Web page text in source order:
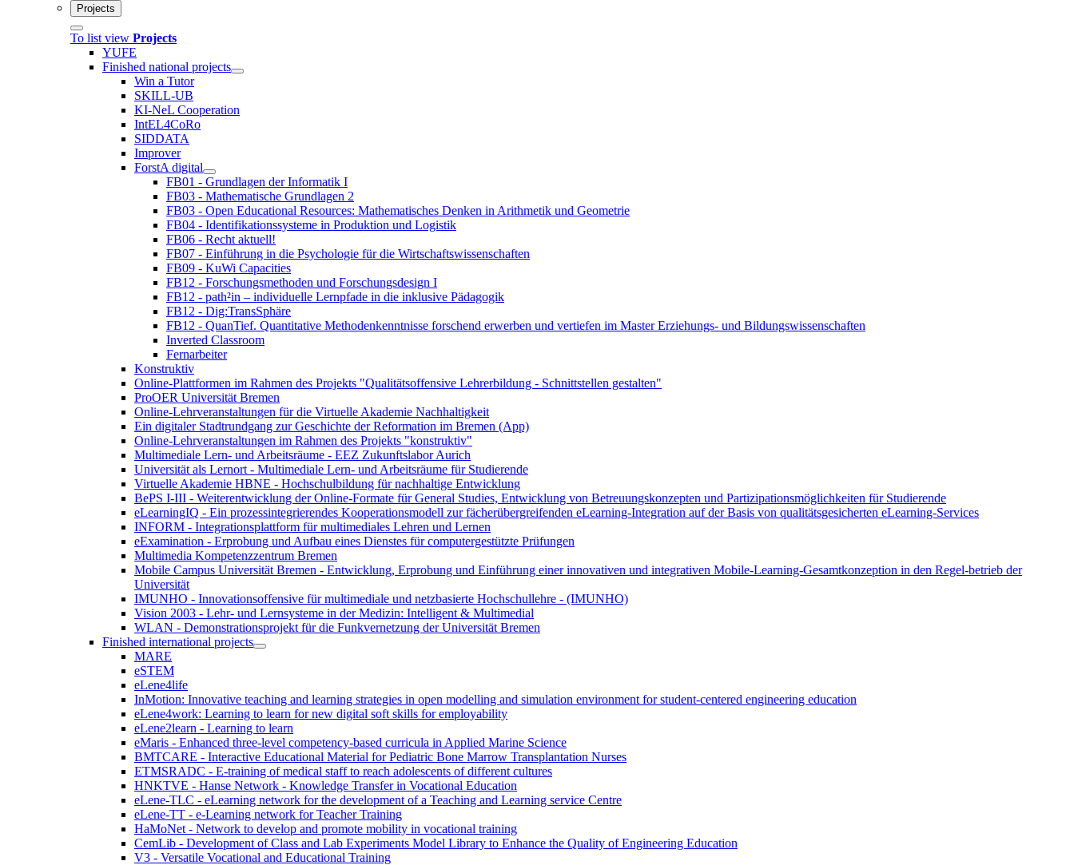
Projects
To list view Projects
YUFE
Finished national projects
Win a Tutor
SKILL-UB
KI-NeL Cooperation
IntEL4CoRo
SIDDATA
Improver
ForstA digital
FB01 - Grundlagen der Informatik I
FB03 - Mathematische Grundlagen 2
FB03 - Open Educational Resources: Mathematisches Denken in Arithmetik und Geometrie
FB04 - Identifikationssysteme in Produktion und Logistik
FB06 - Recht aktuell!
FB07 - Einführung in die Psychologie für die Wirtschaftswissenschaften
FB09 - KuWi Capacities
FB12 - Forschungsmethoden und Forschungsdesign I
FB12 - path²in – individuelle Lernpfade in die inklusive Pädagogik
FB12 - Dig:TransSphäre
FB12 - QuanTief. Quantitative Methodenkenntnisse forschend erwerben und vertiefen im Master Erziehungs- und Bildungswissenschaften
Inverted Classroom
Fernarbeiter
Konstruktiv
Online-Plattformen im Rahmen des Projekts "Qualitätsoffensive Lehrerbildung - Schnittstellen gestalten"
ProOER Universität Bremen
Online-Lehrveranstaltungen für die Virtuelle Akademie Nachhaltigkeit
Ein digitaler Stadtrundgang zur Geschichte der Reformation im Bremen (App)
Online-Lehrveranstaltungen im Rahmen des Projekts "konstruktiv"
Multimediale Lern- und Arbeitsräume - EEZ Zukunftslabor Aurich
Universität als Lernort - Multimediale Lern- und Arbeitsräume für Studierende
Virtuelle Akademie HBNE - Hochschulbildung für nachhaltige Entwicklung
BePS I-III - Weiterentwicklung der Online-Formate für General Studies, Entwicklung von Betreuungskonzepten und Partizipationsmöglichkeiten für Studierende
eLearningIQ - Ein prozessintegrierendes Kooperationsmodell zur fächerübergreifenden eLearning-Integration auf der Basis von qualitätsgesicherten eLearning-Services
INFORM - Integrationsplattform für multimediales Lehren und Lernen
eExamination - Erprobung und Aufbau eines Dienstes für computergestützte Prüfungen
Multimedia Kompetenzzentrum Bremen
Mobile Campus Universität Bremen - Entwicklung, Erprobung und Einführung einer innovativen und integrativen Mobile-Learning-Gesamtkonzeption in den Regel-betrieb der
Universität
IMUNHO - Innovationsoffensive für multimediale und netzbasierte Hochschullehre - (IMUNHO)
Vision 2003 - Lehr- und Lernsysteme in der Medizin: Intelligent & Multimedial
WLAN - Demonstrationsprojekt für die Funkvernetzung der Universität Bremen
Finished international projects
MARE
eSTEM
eLene4life
InMotion: Innovative teaching and learning strategies in open modelling and simulation environment for student-centered engineering education
eLene4work: Learning to learn for new digital soft skills for employability
eLene2learn - Learning to learn
eMaris - Enhanced three-level competency-based curricula in Applied Marine Science
BMTCARE - Interactive Educational Material for Pediatric Bone Marrow Transplantation Nurses
ETMSRADC - E-training of medical staff to reach adolescents of different cultures
HNKTVE - Hanse Network - Knowledge Transfer in Vocational Education
eLene-TLC - eLearning network for the development of a Teaching and Learning service Centre
eLene-TT - e-Learning network for Teacher Training
HaMoNet - Network to develop and promote mobility in vocational training
CemLib - Development of Class and Lab Experiments Model Library to Enhance the Quality of Engineering Education
V3 - Versatile Vocational and Educational Training